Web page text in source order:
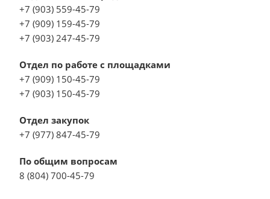
+7 (903) 559-45-79
+7 (909) 159-45-79
+7 (903) 247-45-79
Отдел по работе с площадками
+7 (909) 150-45-79
+7 (903) 150-45-79
Отдел закупок
+7 (977) 847-45-79
По общим вопросам
8 (804) 700-45-79